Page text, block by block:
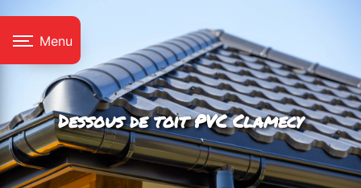
Menu
Dessous de toit PVC Clamecy